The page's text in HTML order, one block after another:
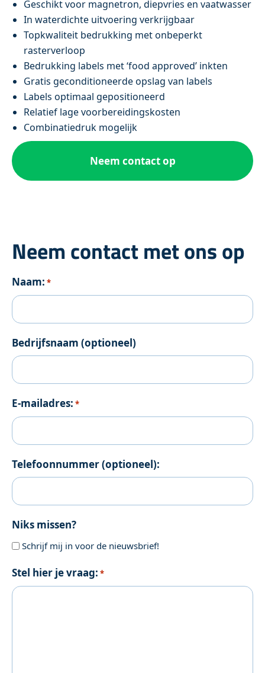
Geschikt voor magnetron, diepvries en vaatwasser
In waterdichte uitvoering verkrijgbaar
Topkwaliteit bedrukking met onbeperkt
rasterverloop
Bedrukking labels met ‘food approved’ inkten
Gratis geconditioneerde opslag van labels
Labels optimaal gepositioneerd
Relatief lage voorbereidingskosten
Combinatiedruk mogelijk
Neem contact op
Neem contact met ons op
Naam: *
Bedrijfsnaam (optioneel)
E-mailadres: *
Telefoonnummer (optioneel):
Niks missen?
Schrijf mij in voor de nieuwsbrief!
Stel hier je vraag: *